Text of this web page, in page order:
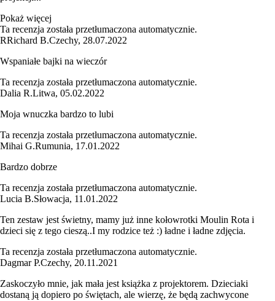
Pokaż więcej
Ta recenzja została przetłumaczona automatycznie.
RRichard B.Czechy, 28.07.2022
Wspaniałe bajki na wieczór
Ta recenzja została przetłumaczona automatycznie.
Dalia R.Litwa, 05.02.2022
Moja wnuczka bardzo to lubi
Ta recenzja została przetłumaczona automatycznie.
Mihai G.Rumunia, 17.01.2022
Bardzo dobrze
Ta recenzja została przetłumaczona automatycznie.
Lucia B.Słowacja, 11.01.2022
Ten zestaw jest świetny, mamy już inne kołowrotki Moulin Rota i
dzieci się z tego cieszą..I my rodzice też :) ładne i ładne zdjęcia.
Ta recenzja została przetłumaczona automatycznie.
Dagmar P.Czechy, 20.11.2021
Zaskoczyło mnie, jak mała jest książka z projektorem. Dzieciaki
dostaną ją dopiero po świętach, ale wierzę, że będą zachwycone